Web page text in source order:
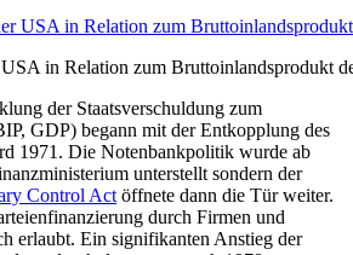
USA in Relation zum Bruttoinlandsprodukt
der Staatsverschuldung zum
GDP) begann mit der Entkopplung des
1971. Die Notenbankpolitik wurde ab
unterstellt sondern der
Control Act öffnete dann die Tür weiter.
durch Firmen und
erlaubt. Ein signifikanten Anstieg der